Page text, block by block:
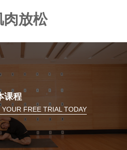
肉放松
课程
YOUR FREE TRIAL TODAY